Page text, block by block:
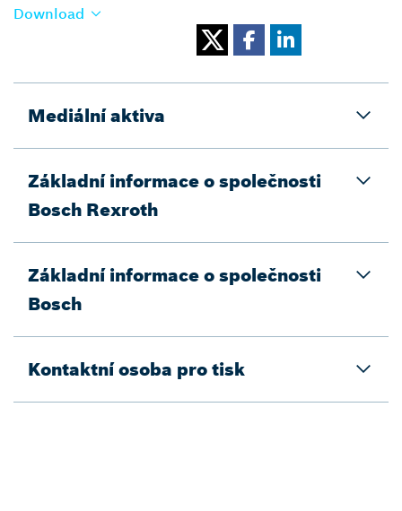
Download
Mediální aktiva
Základní informace o společnosti
Bosch Rexroth
Základní informace o společnosti
Bosch
Kontaktní osoba pro tisk